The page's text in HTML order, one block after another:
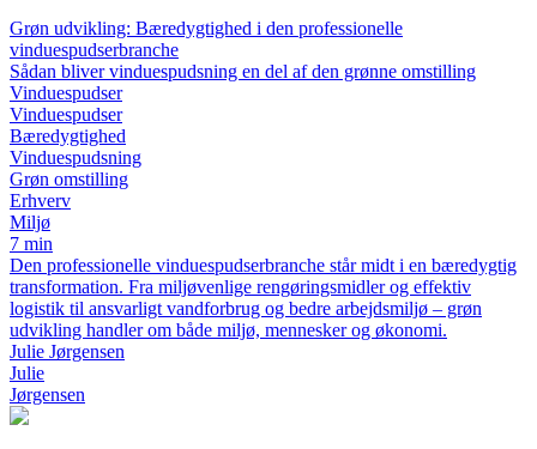
Grøn udvikling: Bæredygtighed i den professionelle
vinduespudserbranche
Sådan bliver vinduespudsning en del af den grønne omstilling
Vinduespudser
Vinduespudser
Bæredygtighed
Vinduespudsning
Grøn omstilling
Erhverv
Miljø
7 min
Den professionelle vinduespudserbranche står midt i en bæredygtig
transformation. Fra miljøvenlige rengøringsmidler og effektiv
logistik til ansvarligt vandforbrug og bedre arbejdsmiljø – grøn
udvikling handler om både miljø, mennesker og økonomi.
Julie Jørgensen
Julie
Jørgensen